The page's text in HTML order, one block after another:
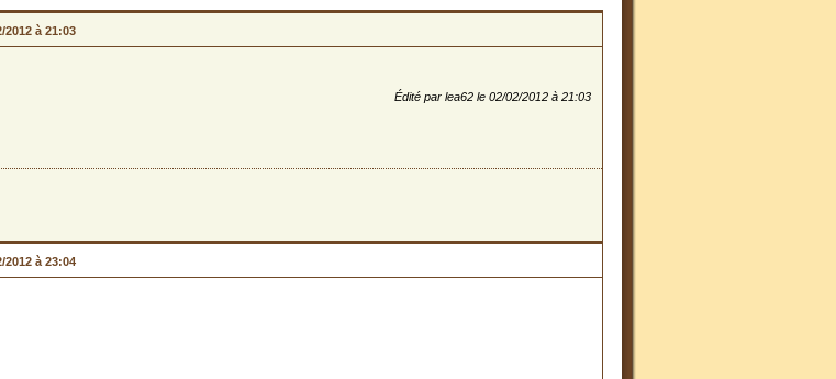
2012 à 21:03
Édité par lea62 le 02/02/2012 à 21:03
2012 à 23:04